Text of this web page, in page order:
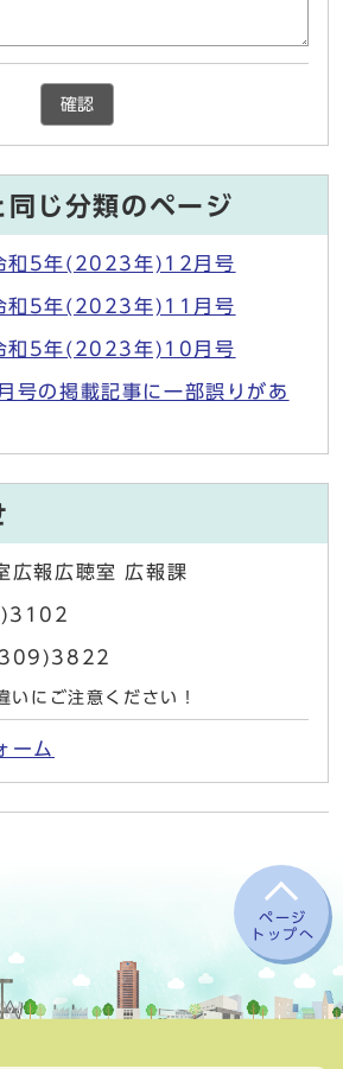
確認
同じ分類のページ
和5年(2023年)12月号
和5年(2023年)11月号
和5年(2023年)10月号
号の掲載記事に一部誤りがあ
広報広聴室 広報課
いにご注意ください！
ーム
ページ
トップへ